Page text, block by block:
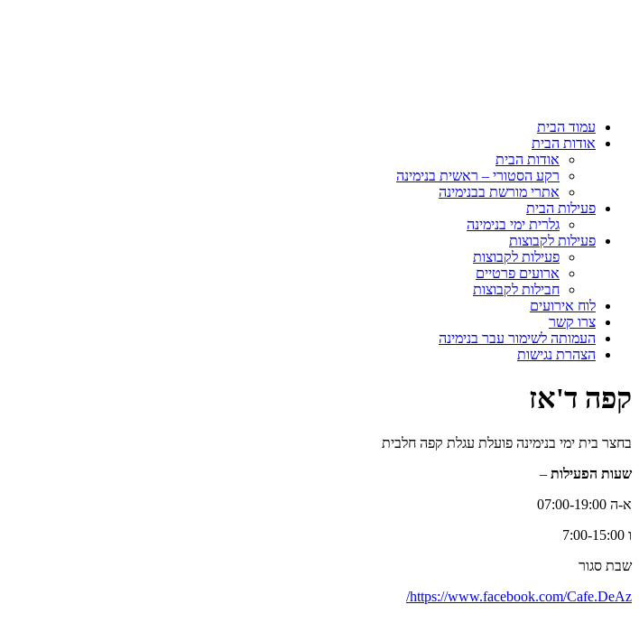
עמוד הבית
אודות הבית
אודות הבית
רקע הסטורי – ראשית בנימינה
אתרי מורשת בבנימינה
פעילות הבית
גלרית ימי בנימינה
פעילות לקבוצות
פעילות לקבוצות
ארועים פרטיים
חבילות לקבוצות
לוח אירועים
צרו קשר
העמותה לשימור עבר בנימינה
הצהרת נגישות
קפה ד'אז
בחצר בית ימי בנימינה פועלת עגלת קפה חלבית
שעות הפעילות –
א-ה 07:00-19:00
ו 7:00-15:00
שבת סגור
https://www.facebook.com/Cafe.DeAz/